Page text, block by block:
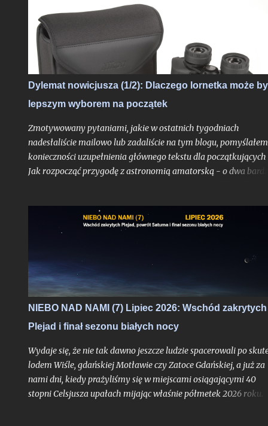
Słońca w ciągu roku, zamyka swoje kolejne, już siedemnaste,
okrążenie wokół naszej Dziennej Gwiazdy odkąd w
nieskończonych czeluściach Internetu otrzymaliście pierwszy,
niepozorny wpis, dający początek temu blogowi. Z punktu
widzenia cyklu życia gwiazd ciągu głównego jak właśnie
bohater tutejszych wpisów oddalony od nas o 8 minut
- to praktycznie niezauważalne mrugnięcie oka. Ale w realiach
cyfrowych?
Dylemat nowicjusza (1/2): Dlaczego lornetka może
lepszym wyborem na początek
Zmotywowany pytaniami, jakie w ostatnich tygodniach
nadesłaliście mailowo lub zadaliście na tym blogu,
konieczności uzupełnienia głównego tekstu dla
Jak rozpocząć przygodę z astronomią amatorską - o dwa
ale już po dokonaniu zakupu. To jednocześnie próba
usystematyzowania w całość kluczowych wniosków, do
NIEBO NAD NAMI (7) Lipiec 2026: Wschód zakrytych
Plejad i finał sezonu białych nocy
Wydaje się, że nie tak dawno jeszcze ludzie spacerowali po
lodem Wiśle, gdańskiej Motławie czy Zatoce Gdańskiej, a już za
nami dni, kiedy prażyliśmy się w miejscami osiągającymi 40
stopni Celsjusza upałach mijając właśnie półmetek 2026 roku.